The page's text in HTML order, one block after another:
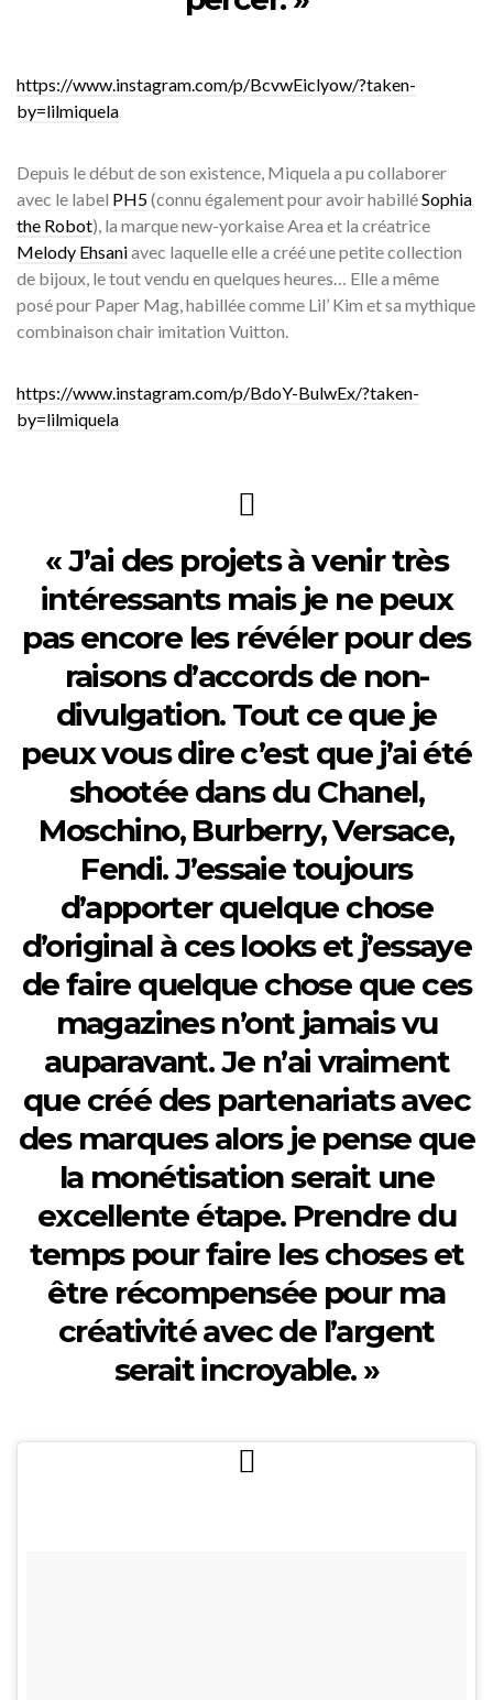
https://www.instagram.com/p/BcvwEiclyow/?taken-
by=lilmiquela
Depuis le début de son existence, Miquela a pu collaborer
avec le label PH5(connu également pour avoir habilléSophia
the Robot), la marque new-yorkaise Area et la créatrice
Melody Ehsaniavec laquelle elle a créé une petite collection
de bijoux, le tout vendu en quelques heures… Elle a même
posé pour Paper Mag, habillée comme Lil’ Kim et sa mythique
combinaison chair imitation Vuitton.
https://www.instagram.com/p/BdoY-BulwEx/?taken-
by=lilmiquela
« J’ai des projets à venir très
intéressants mais je ne peux
pas encore les révéler pour des
raisons d’accords de non-
divulgation. Tout ce que je
peux vous dire c’est que j’ai été
shootée dans du Chanel,
Moschino, Burberry, Versace,
Fendi. J’essaie toujours
d’apporter quelque chose
d’original à ces looks et j’essaye
de faire quelque chose que ces
magazines n’ont jamais vu
auparavant. Je n’ai vraiment
que créé des partenariats avec
des marques alors je pense que
la monétisation serait une
excellente étape. Prendre du
temps pour faire les choses et
être récompensée pour ma
créativité avec de l’argent
serait incroyable. »